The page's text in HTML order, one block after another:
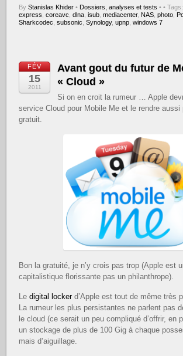
ByStanislas Khider • Dossiers, analyses et tests • •
express ,coreavc ,dlna ,isub ,mediacenter, NAS ,photo
Sharkcodec ,subsonic ,Synology,upnp ,windows 7
FÉV
15
2011
Avant gout du futur de
« Cloud »
Si on en croit la rumeur … Apple
service Cloud pour Mobile Me et le rendre aussi
gratuit.
Bon la gratuité, je n’y crois pas trop (Apple est
capitalistique florissante pas un philanthrope).
Ledigital lockerd’Apple est tout de même très
La rumeur les plus persistantes ne parlent pas
le cloud (ce serait un peu compliqué d’offrir, en
un stockage de plus de 100 Gig à chaque
mais d’aiguillage.